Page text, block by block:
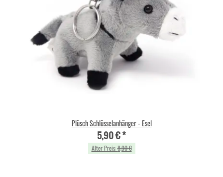
Plüsch Schlüsselanhänger - Esel
5,90 €*
Alter Preis:8,90 €